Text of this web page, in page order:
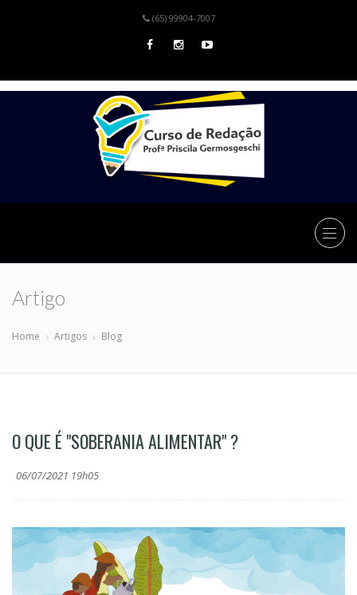
(65) 99904-7007
Artigo
Home Artigos Blog
O QUE É "SOBERANIA ALIMENTAR" ?
06/07/2021 19h05